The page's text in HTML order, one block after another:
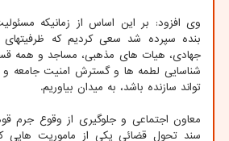
وی افزود: بر این اساس از زمانیکه
بنده سپرده شد سعی کردیم که ظرفیتهای
جهادی، هیات های مذهبی، مساجد و همه
شناسایی لطمه ها و گسترش امنیت جامعه و
تواند سازنده باشد، به میدان بیاوریم.
معاون اجتماعی و جلوگیری از وقوع جرم
سند تحول قضائی یکی از ماموریت هایی